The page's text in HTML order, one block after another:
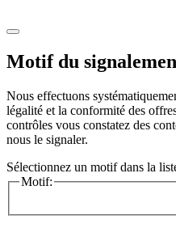
Motif du
Nous effectuons
légalité et la conformité des
contrôles vous constatez des
nous le signaler.
Sélectionnez un motif dans la
Motif: